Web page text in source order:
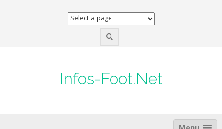
Infos-Foot.Net